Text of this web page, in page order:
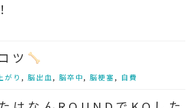
ツ
がり ,脳出血 , 脳卒中,脳梗塞, 自費